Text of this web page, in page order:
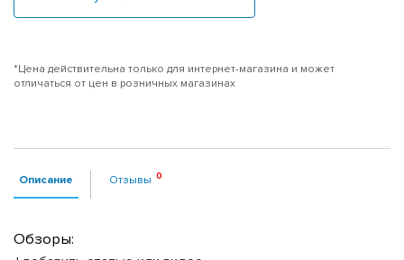
*Цена действительна только для интернет-магазина и может
отличаться от цен в розничных магазинах
Описание Отзывы
Обзоры: